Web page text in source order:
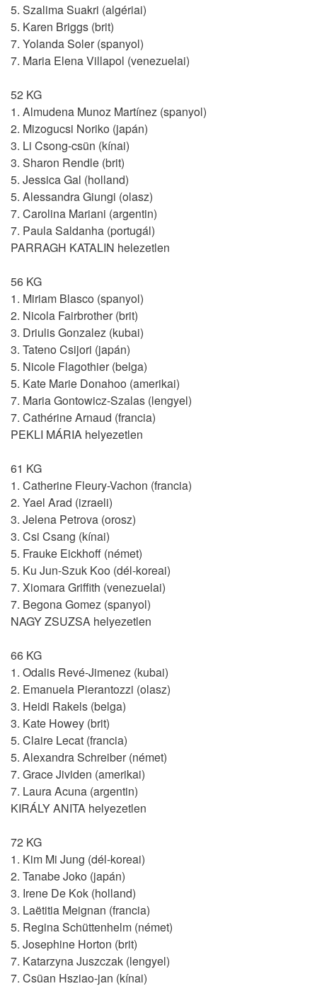
5. Szalima Suakri (algériai)
5. Karen Briggs (brit)
7. Yolanda Soler (spanyol)
7. Maria Elena Villapol (venezuelai)
52 KG
1. Almudena Munoz Martínez (spanyol)
2. Mizogucsi Noriko (japán)
3. Li Csong-csün (kínai)
3. Sharon Rendle (brit)
5. Jessica Gal (holland)
5. Alessandra Giungi (olasz)
7. Carolina Mariani (argentin)
7. Paula Saldanha (portugál)
PARRAGH KATALIN helezetlen
56 KG
1. Miriam Blasco (spanyol)
2. Nicola Fairbrother (brit)
3. Driulis Gonzalez (kubai)
3. Tateno Csijori (japán)
5. Nicole Flagothier (belga)
5. Kate Marie Donahoo (amerikai)
7. Maria Gontowicz-Szalas (lengyel)
7. Cathérine Arnaud (francia)
PEKLI MÁRIA helyezetlen
61 KG
1. Catherine Fleury-Vachon (francia)
2. Yael Arad (izraeli)
3. Jelena Petrova (orosz)
3. Csi Csang (kínai)
5. Frauke Eickhoff (német)
5. Ku Jun-Szuk Koo (dél-koreai)
7. Xiomara Griffith (venezuelai)
7. Begona Gomez (spanyol)
NAGY ZSUZSA helyezetlen
66 KG
1. Odalis Revé-Jimenez (kubai)
2. Emanuela Pierantozzi (olasz)
3. Heidi Rakels (belga)
3. Kate Howey (brit)
5. Claire Lecat (francia)
5. Alexandra Schreiber (német)
7. Grace Jividen (amerikai)
7. Laura Acuna (argentin)
KIRÁLY ANITA helyezetlen
72 KG
1. Kim Mi Jung (dél-koreai)
2. Tanabe Joko (japán)
3. Irene De Kok (holland)
3. Laëtitia Meignan (francia)
5. Regina Schüttenhelm (német)
5. Josephine Horton (brit)
7. Katarzyna Juszczak (lengyel)
7. Csüan Hsziao-jan (kínai)